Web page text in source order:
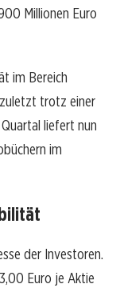
Millionen Euro
im Bereich
trotz einer
liefert nun
im
der Investoren.
Euro je Aktie